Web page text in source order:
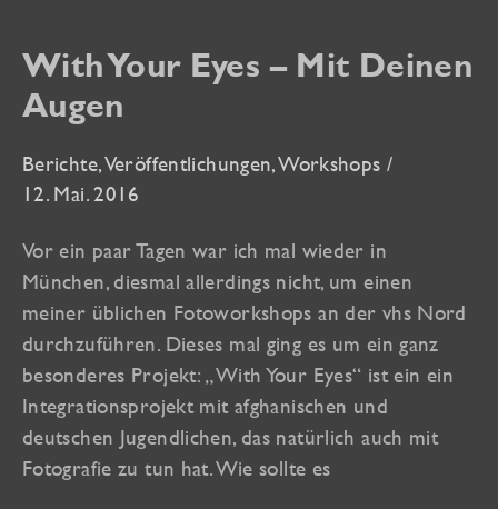
bei
Amazon!
With Your Eyes – Mit Deinen
Augen
Berichte,Veröffentlichungen,Workshops /
12. Mai. 2016
Vor ein paar Tagen war ich mal wieder in
München, diesmal allerdings nicht, um einen
meiner üblichen Fotoworkshops an der vhs Nord
durchzuführen. Dieses mal ging es um ein ganz
besonderes Projekt: „With Your Eyes“ ist ein ein
Integrationsprojekt mit afghanischen und
deutschen Jugendlichen, das natürlich auch mit
Fotografie zu tun hat. Wie sollte es